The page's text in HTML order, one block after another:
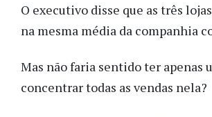
O executivo disse que as três
na mesma média da companhia
Mas não faria sentido ter apenas
concentrar todas as vendas nela?